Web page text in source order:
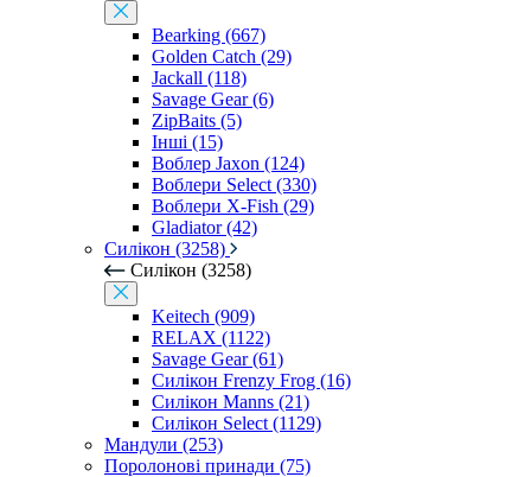
Bearking (667)
Golden Catch (29)
Jackall (118)
Savage Gear (6)
ZipBaits (5)
Інші (15)
Воблер Jaxon (124)
Воблери Select (330)
Воблери X-Fish (29)
Gladiator (42)
Силікон (3258)
Силікон (3258)
Keitech (909)
RELAX (1122)
Savage Gear (61)
Силікон Frenzy Frog (16)
Силікон Manns (21)
Силікон Select (1129)
Мандули (253)
Поролонові принади (75)